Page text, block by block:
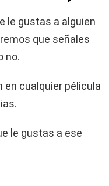
le gustas a alguien
que señales
no.
cualquier pélicula
le gustas a ese